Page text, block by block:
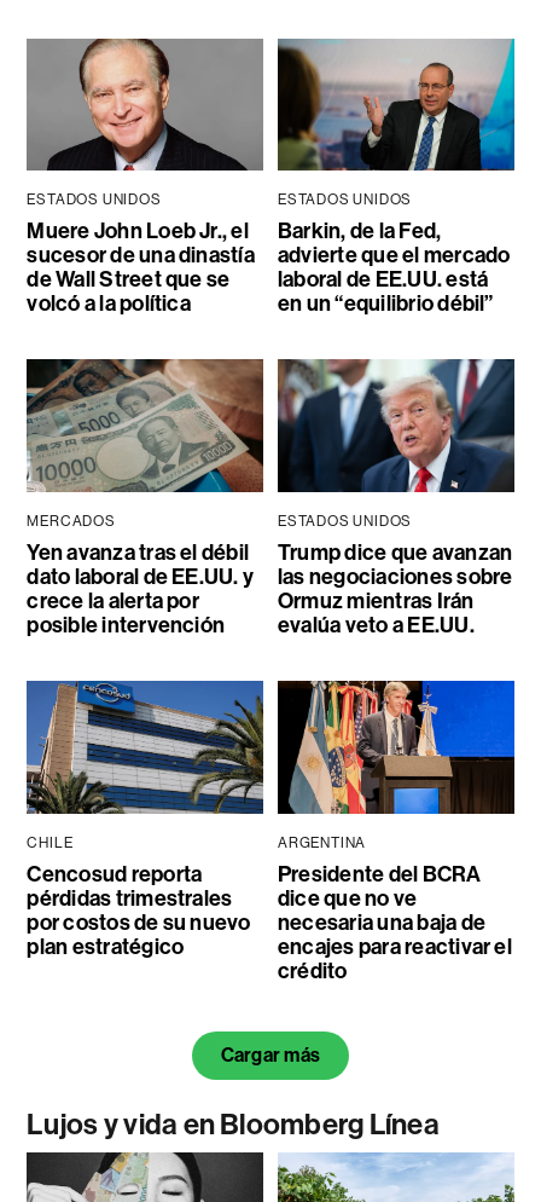
ESTADOS UNIDOS
Muere John Loeb Jr., el
sucesor de una dinastía
de Wall Street que se
volcó a la política
ESTADOS UNIDOS
Barkin, de la Fed,
advierte que el mercado
laboral de EE.UU. está
en un “equilibrio débil”
MERCADOS
Yen avanza tras el débil
dato laboral de EE.UU. y
crece la alerta por
posible intervención
ESTADOS UNIDOS
Trump dice que avanzan
las negociaciones sobre
Ormuz mientras Irán
evalúa veto a EE.UU.
CHILE
Cencosud reporta
pérdidas trimestrales
por costos de su nuevo
plan estratégico
ARGENTINA
Presidente del BCRA
dice que no ve
necesaria una baja de
encajes para reactivar el
crédito
Cargar más
Lujos y vida en Bloomberg Línea